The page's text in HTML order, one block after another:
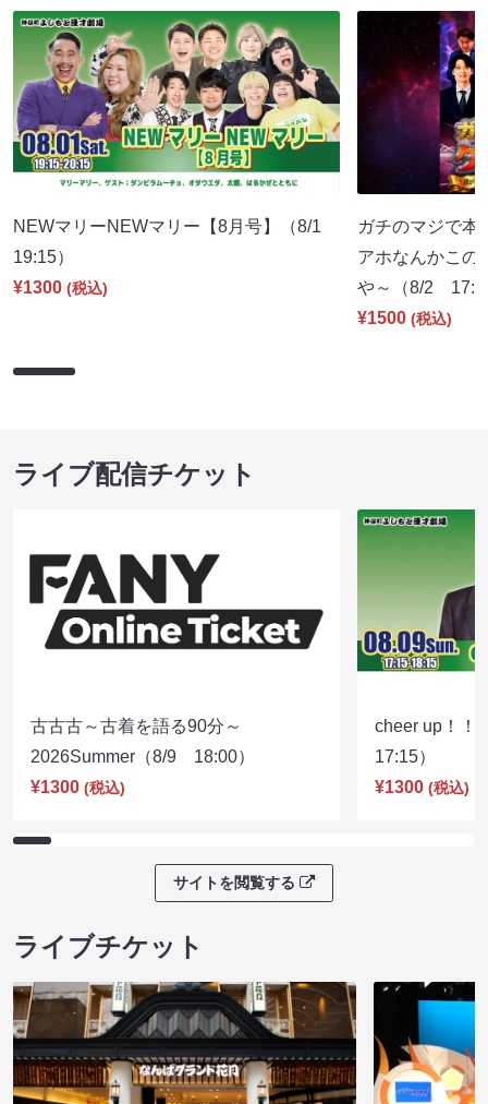
NEWマリーNEWマリー【8月号】（8/1
19:15）
¥1300 (税込)
ガチのマジで本
アホなんかこの
や～（8/2
¥1500 (税込)
ライブ配信チケット
古古古～古着を語る90分～
2026Summer（8/9 18:00）
¥1300 (税込)
cheer up！
17:15）
¥1300 (税込)
サイトを閲覧する
ライブチケット